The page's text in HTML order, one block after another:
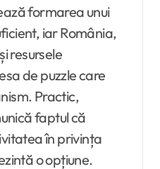
formarea unui
iar România,
resursele
de puzzle care
Practic,
faptul că
în privința
o opțiune.